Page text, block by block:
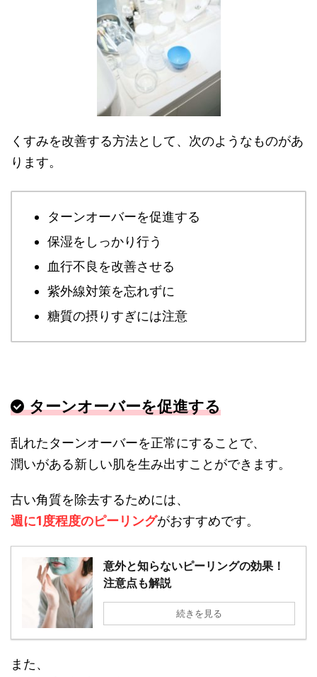
くすみを改善する方法として、次のようなものがあ
ります。
ターンオーバーを促進する
保湿をしっかり行う
血行不良を改善させる
紫外線対策を忘れずに
糖質の摂りすぎには注意
ターンオーバーを促進する
乱れたターンオーバーを正常にすることで、
潤いがある新しい肌を生み出すことができます。
古い角質を除去するためには、
週に1度程度のピーリングがおすすめです。
意外と知らないピーリングの効果！
注意点も解説
続きを見る
また、